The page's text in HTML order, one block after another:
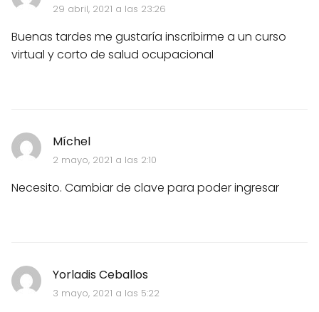
29 abril, 2021 a las 23:26
Buenas tardes me gustaría inscribirme a un curso
virtual y corto de salud ocupacional
Míchel
2 mayo, 2021 a las 2:10
Necesito. Cambiar de clave para poder ingresar
Yorladis Ceballos
3 mayo, 2021 a las 5:22